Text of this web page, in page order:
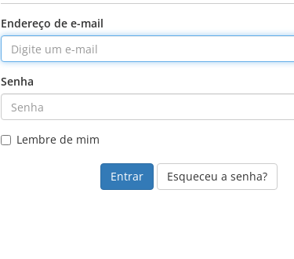
Endereço de e-mail
Senha
Lembre de mim
Esqueceu a senha?